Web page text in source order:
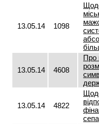
13.05.14 1098
13.05.14 4608
Про
13.05.14 4822